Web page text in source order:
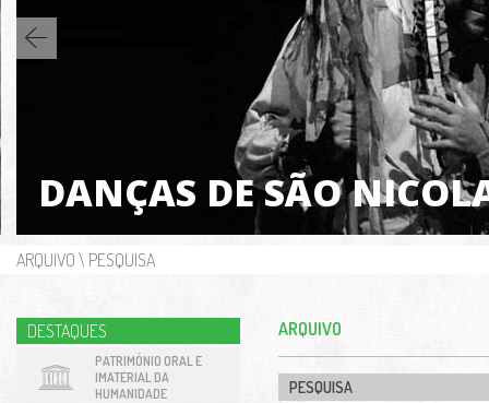
DANÇAS DE SÃO
ARQUIVO \ PESQUISA
DESTAQUES
PATRIMÓNIO ORAL E
IMATERIAL DA
HUMANIDADE
ARQUIVO
PESQUISA